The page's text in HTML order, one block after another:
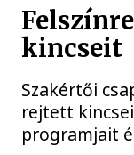
kincseit
Szakértői
rejtett
programjait